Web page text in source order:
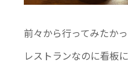
前々から行ってみたか
レストランなのに看板